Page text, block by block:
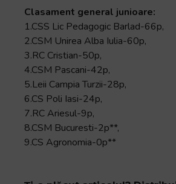
Clasament general junioare:
1.CSS Lic Pedagogic Barlad-66p,
2.CSM Unirea Alba Iulia-60p,
3.RC Cristian-50p,
4.CSM Pascani-42p,
5.Leii Campia Turzii-28p,
6.CS Poli Iasi-24p,
7.RC Ariesul-9p,
8.CSM Bucuresti-2p**,
9.CS Agronomia-0p**